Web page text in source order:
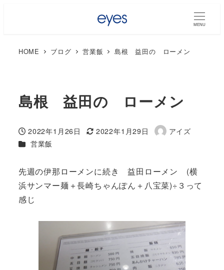
MENU
HOME ブログ 営業飯 島根 益田の ローメン
島根 益田の ローメン
投稿日
2022年1月26日
更新日
2022年1月29日
著
アイズ
カテゴリー
営業飯
先週の伊那ローメンに続き 益田ローメン (横
浜サンマー麺＋長崎ちゃんぽん＋八宝菜)÷３って
感じ